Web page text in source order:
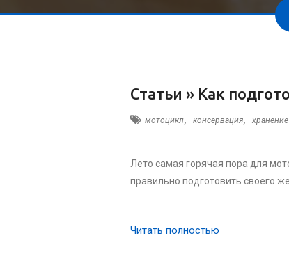
Статьи » Как
мотоцикл, консервация, хранение
Лето самая горячая пора для
правильно подготовить своего
Читать полностью